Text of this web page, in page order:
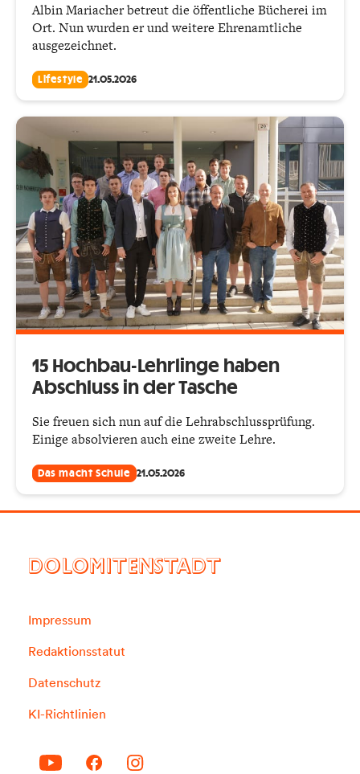
Albin Mariacher betreut die öffentliche Bücherei im
Ort. Nun wurden er und weitere Ehrenamtliche
ausgezeichnet.
Lifestyle 21.05.2026
15 Hochbau-Lehrlinge haben
Abschluss in der Tasche
Sie freuen sich nun auf die Lehrabschlussprüfung.
Einige absolvieren auch eine zweite Lehre.
Das macht Schule 21.05.2026
DOLOMITENSTADT
Impressum
Redaktionsstatut
Datenschutz
KI-Richtlinien